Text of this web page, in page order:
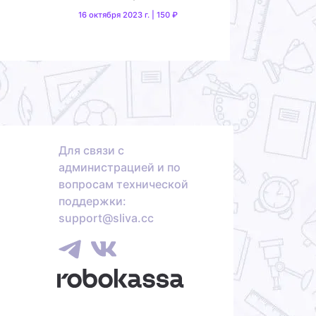
16 октября 2023 г. | 150 ₽
Для связи с
администрацией и по
вопросам технической
поддержки:
support@sliva.cc